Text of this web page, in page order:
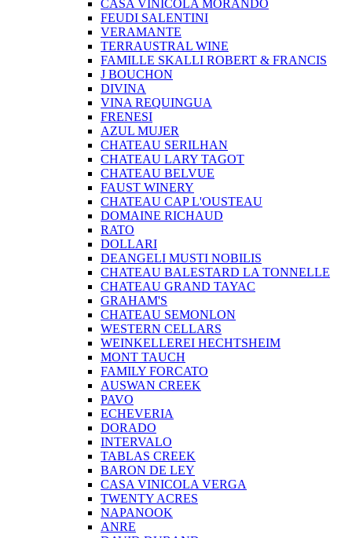
CASA VINICOLA MORANDO
FEUDI SALENTINI
VERAMANTE
TERRAUSTRAL WINE
FAMILLE SKALLI ROBERT & FRANCIS
J BOUCHON
DIVINA
VINA REQUINGUA
FRENESI
AZUL MUJER
CHATEAU SERILHAN
CHATEAU LARY TAGOT
CHATEAU BELVUE
FAUST WINERY
CHATEAU CAP L'OUSTEAU
DOMAINE RICHAUD
RATO
DOLLARI
DEANGELI MUSTI NOBILIS
CHATEAU BALESTARD LA TONNELLE
CHATEAU GRAND TAYAC
GRAHAM'S
CHATEAU SEMONLON
WESTERN CELLARS
WEINKELLEREI HECHTSHEIM
MONT TAUCH
FAMILY FORCATO
AUSWAN CREEK
PAVO
ECHEVERIA
DORADO
INTERVALO
TABLAS CREEK
BARON DE LEY
CASA VINICOLA VERGA
TWENTY ACRES
NAPANOOK
ANRE